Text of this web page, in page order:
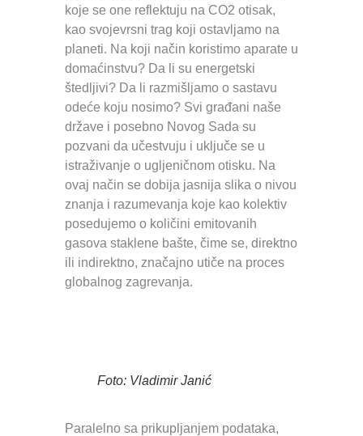
koje se one reflektuju na CO2 otisak,
kao svojevrsni trag koji ostavljamo na
planeti. Na koji način koristimo aparate u
domaćinstvu? Da li su energetski
štedljivi? Da li razmišljamo o sastavu
odeće koju nosimo? Svi građani naše
države i posebno Novog Sada su
pozvani da učestvuju i uključe se u
istraživanje o ugljeničnom otisku. Na
ovaj način se dobija jasnija slika o nivou
znanja i razumevanja koje kao kolektiv
posedujemo o količini emitovanih
gasova staklene bašte, čime se, direktno
ili indirektno, značajno utiče na proces
globalnog zagrevanja.
Foto: Vladimir Janić
Paralelno sa prikupljanjem podataka,